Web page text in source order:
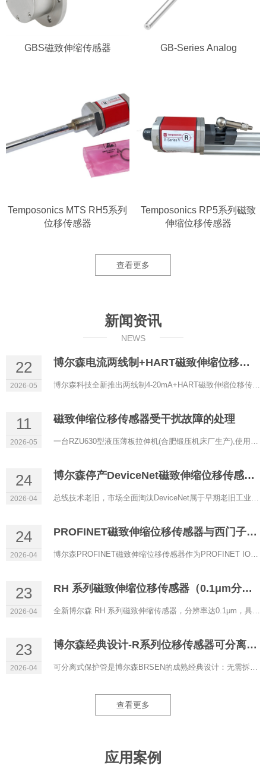
GBS磁致伸缩传感器 GB-Series Analog
Temposonics MTS RH5系列
位移传感器
Temposonics RP5系列磁致
伸缩位移传感器
查看更多
新闻资讯
NEWS
22
2026-05
博尔森电流两线制+HART磁致伸缩位移传感器正式上线
11
2026-05
磁致伸缩位移传感器受干扰故障的处理
24
2026-04
博尔森停产DeviceNet磁致伸缩位移传感器的原因
24
2026-04
PROFINET磁致伸缩位移传感器与西门子PLC通讯配置
23
2026-04
RH 系列磁致伸缩位移传感器（0.1μm分辨率）
23
2026-04
博尔森经典设计-R系列位移传感器可分离式保护管
查看更多
应用案例